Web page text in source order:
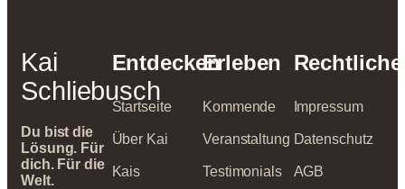
Kai
Schliebusch
Du bist die
Lösung. Für
dich. Für die
Welt.
Entdecken
Startseite
Über Kai
Kais
Erleben
Kommende
Veranstaltung
Testimonials
Impressum
Datenschutz
AGB